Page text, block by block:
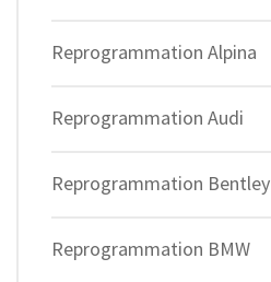
Reprogrammation Alpina
Reprogrammation Audi
Reprogrammation Bentley
Reprogrammation BMW